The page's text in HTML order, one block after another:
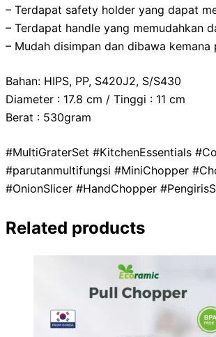
– Terdapat safety holder yang dapat
– Terdapat handle yang memudahkan
– Mudah disimpan dan dibawa kemana
Bahan: HIPS, PP, S420J2, S/S430
Diameter : 17.8 cm / Tinggi : 11 cm
Berat : 530gram
#MultiGraterSet #KitchenEssentials
#parutanmultifungsi #MiniChopper
#OnionSlicer #HandChopper
Related products